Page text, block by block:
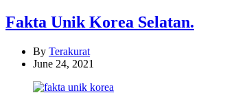
Fakta Unik Korea Selatan.
By Terakurat
June 24, 2021